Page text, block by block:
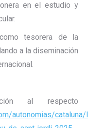
en el estudio y
tesorera de la
a la diseminación
al respecto
autonomias/cataluna/